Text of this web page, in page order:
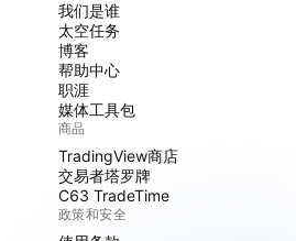
我们是谁
太空任务
博客
帮助中心
职涯
媒体工具包
商品
TradingView商店
交易者塔罗牌
C63 TradeTime
政策和安全